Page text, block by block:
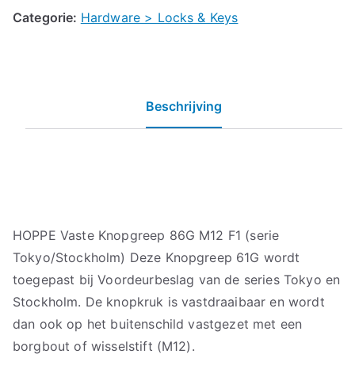
Categorie: Hardware > Locks & Keys
Beschrijving
HOPPE Vaste Knopgreep 86G M12 F1 (serie
Tokyo/Stockholm) Deze Knopgreep 61G wordt
toegepast bij Voordeurbeslag van de series Tokyo en
Stockholm. De knopkruk is vastdraaibaar en wordt
dan ook op het buitenschild vastgezet met een
borgbout of wisselstift (M12).